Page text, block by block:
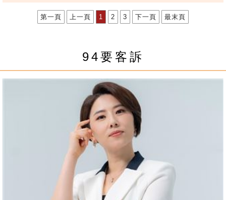
第一頁 上一頁 1 2 3 下一頁 最末頁
94要客訴